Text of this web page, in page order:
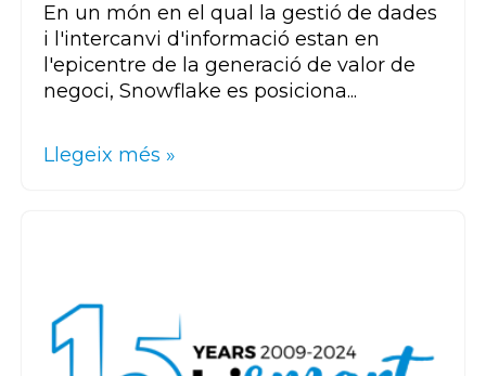
En un món en el qual la gestió de dades
i l'intercanvi d'informació estan en
l'epicentre de la generació de valor de
negoci, Snowflake es posiciona...
Llegeix més »